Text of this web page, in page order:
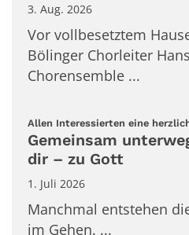
3. Aug. 2026
Vor vollbesetztem
Bölinger Chorleiter
Chorensemble ...
Allen Interessierten eine
Gemeinsam
dir – zu Gott
1. Juli 2026
Manchmal entstehen
im Gehen. ...